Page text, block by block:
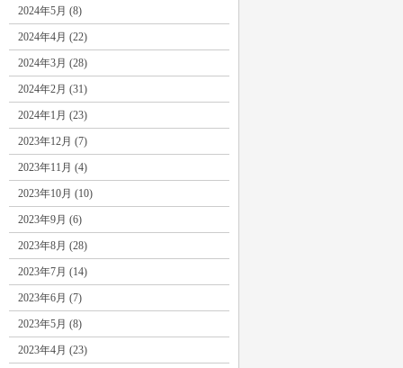
2024年5月 (8)
2024年4月 (22)
2024年3月 (28)
2024年2月 (31)
2024年1月 (23)
2023年12月 (7)
2023年11月 (4)
2023年10月 (10)
2023年9月 (6)
2023年8月 (28)
2023年7月 (14)
2023年6月 (7)
2023年5月 (8)
2023年4月 (23)